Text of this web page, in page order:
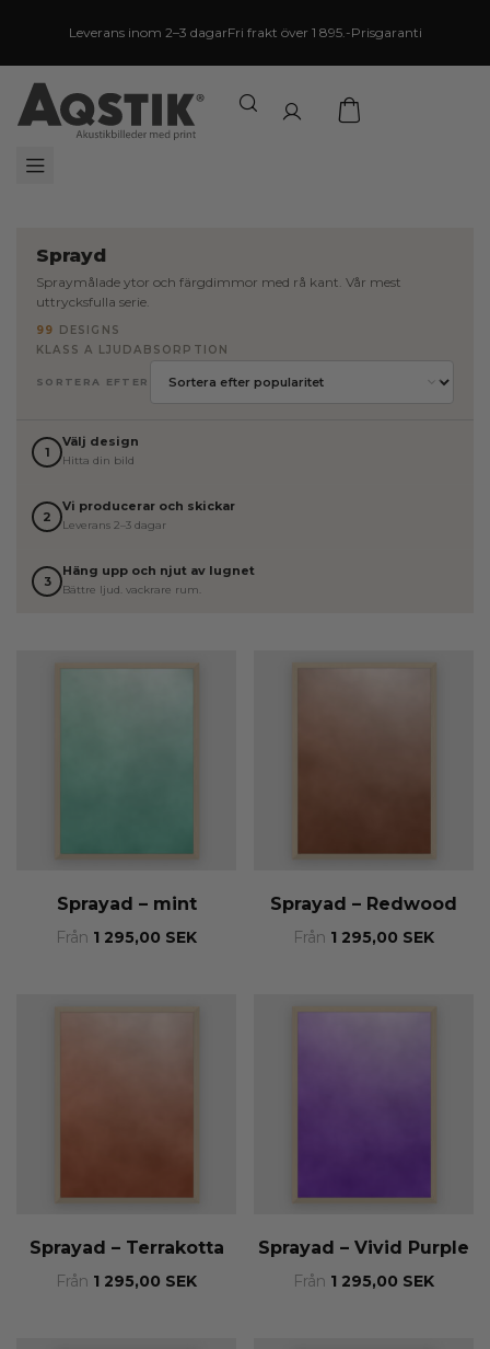
Leverans inom 2–3 dagarFri frakt över 1 895.-Prisgaranti
Sprayd
Spraymålade ytor och färgdimmor med rå kant. Vår mest
uttrycksfulla serie.
99
DESIGNS
KLASS A LJUDABSORPTION
SORTERA EFTER
1
Välj design
Hitta din bild
2
Vi producerar och skickar
Leverans 2–3 dagar
3
Häng upp och njut av lugnet
Bättre ljud. vackrare rum.
Sprayad – mint
Från 1 295,00 SEK
Sprayad – Redwood
Från 1 295,00 SEK
Sprayad – Terrakotta
Från 1 295,00 SEK
Sprayad – Vivid Purple
Från 1 295,00 SEK